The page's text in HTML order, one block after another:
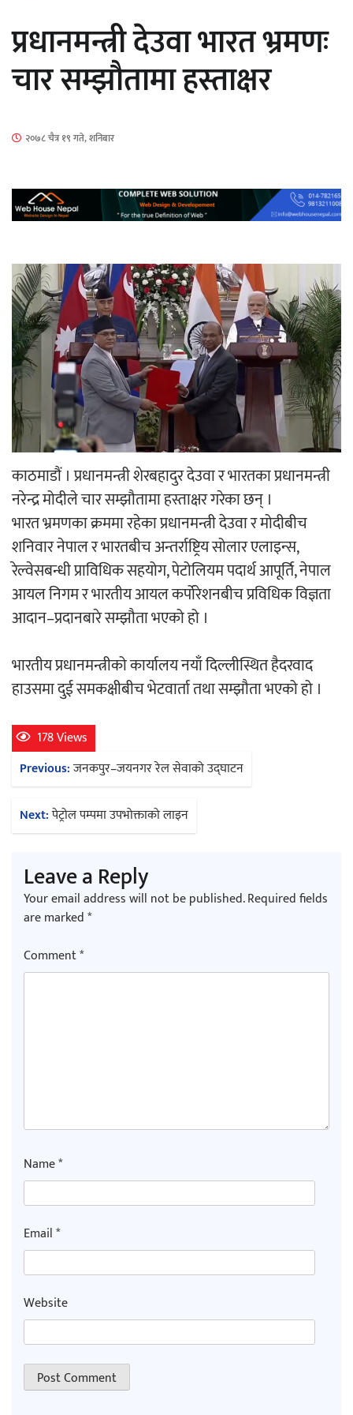
सार्वजनिक
‘ईयुमा डट कम’ले बुधबारदेखि आफ्नो
औपचारिक सेवा सञ्चालनमा
हलमा छैन ‘गौँथली’को टिकट
‘आइतबारको अफिस’ को परिचर्चा सम्पन्न
मुक्तकसङ्ग्रह लोकार्पण
‘दुर्गा’ निर्माण गर्दै सम्राट
प्रधानमन्त्री देउवा भारत भ्रमणः
चार सम्झौतामा हस्ताक्षर
२०७८ चैत्र १९ गते, शनिबार
काठमाडौं । प्रधानमन्त्री शेरबहादुर देउवा र भारतका प्रधानमन्त्री
नरेन्द्र मोदीले चार सम्झौतामा हस्ताक्षर गरेका छन् ।
भारत भ्रमणका क्रममा रहेका प्रधानमन्त्री देउवा र मोदीबीच
शनिवार नेपाल र भारतबीच अन्तर्राष्ट्रिय सोलार एलाइन्स,
रेल्वेसबन्धी प्राविधिक सहयोग, पेटोलियम पदार्थ आपूर्ति, नेपाल
आयल निगम र भारतीय आयल कर्पोरेशनबीच प्रविधिक विज्ञता
आदान–प्रदानबारे सम्झौता भएको हो ।
भारतीय प्रधानमन्त्रीको कार्यालय नयाँ दिल्लीस्थित हैदरवाद
हाउसमा दुई समकक्षीबीच भेटवार्ता तथा सम्झौता भएको हो ।
178 Views
Post
navigation
Previous:जनकपुर–जयनगर रेल सेवाको उद्घाटन
Next:पेट्रोल पम्पमा उपभोक्ताको लाइन
Leave a Reply
Your email address will not be published.Required fields
are marked*
Comment*
Name*
Email*
Website